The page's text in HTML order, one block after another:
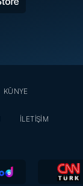
KÜNYE
İLETİŞİM